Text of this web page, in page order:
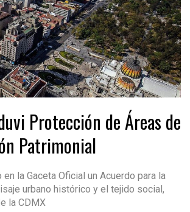
Protección de Áreas de
Patrimonial
en la Gaceta Oficial un Acuerdo para la
urbano histórico y el tejido social,
la CDMX